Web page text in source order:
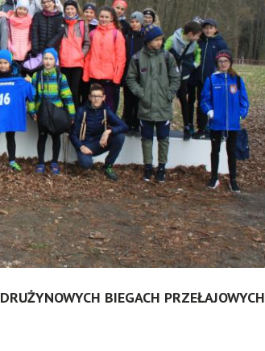
BIEGACH PRZEŁAJOWYCH